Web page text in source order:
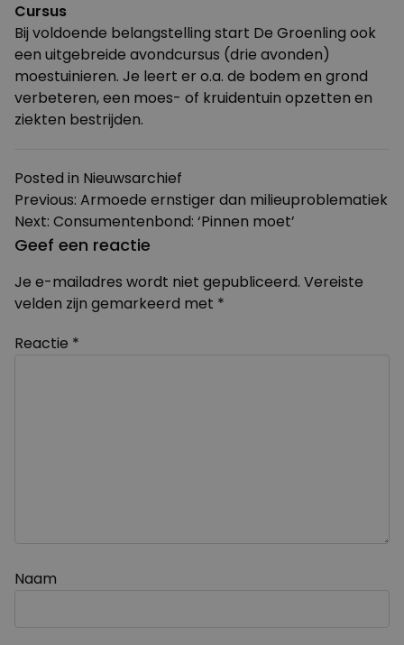
Cursus
Bij voldoende belangstelling start De Groenling ook
een uitgebreide avondcursus (drie avonden)
moestuinieren. Je leert er o.a. de bodem en grond
verbeteren, een moes- of kruidentuin opzetten en
ziekten bestrijden.
Posted in Nieuwsarchief
Bericht
navigatie
Previous: Armoede ernstiger dan milieuproblematiek
Next: Consumentenbond: ‘Pinnen moet’
Geef een reactie
Je e-mailadres wordt niet gepubliceerd. Vereiste
velden zijn gemarkeerd met *
Reactie *
Naam